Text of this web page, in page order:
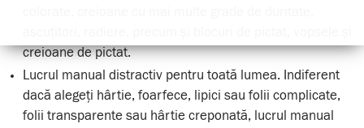
creioane de pictat.
Lucrul manual distractiv pentru toată lumea. Indiferent
dacă alegeți hârtie, foarfece, lipici sau folii complicate,
folii transparente sau hârtie creponată, lucrul manual